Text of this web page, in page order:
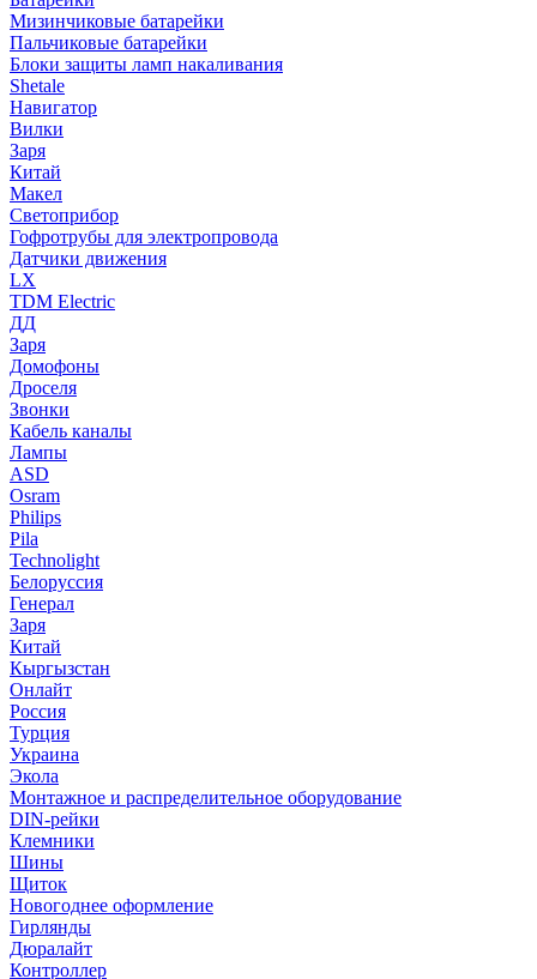
Мизинчиковые батарейки
Пальчиковые батарейки
Блоки защиты ламп накаливания
Shetale
Навигатор
Вилки
Заря
Китай
Макел
Светоприбор
Гофротрубы для электропровода
Датчики движения
LX
TDM Electric
ДД
Заря
Домофоны
Дроселя
Звонки
Кабель каналы
Лампы
ASD
Osram
Philips
Pila
Technolight
Белоруссия
Генерал
Заря
Китай
Кыргызстан
Онлайт
Россия
Турция
Украина
Экола
Монтажное и распределительное оборудование
DIN-рейки
Клемники
Шины
Щиток
Новогоднее оформление
Гирлянды
Дюралайт
Контроллер